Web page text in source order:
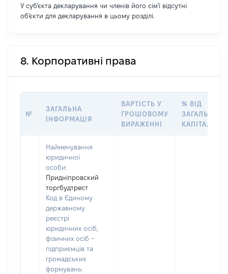
У суб'єкта декларування чи членів його сім'ї відсутні
об'єкти для декларування в цьому розділі.
8. Корпоративні права
№
ЗАГАЛЬНА
ІНФОРМАЦІЯ
ВАРТІСТЬ У
ГРОШОВОМУ
ВИРАЖЕННІ
% ВІД
ЗАГАЛЬНОГО
КАПІТАЛУ
Найменування
юридичної
особи:
Придніпровский
торгбудтрест
Код в Єдиному
державному
реєстрі
юридичних осіб,
фізичних осіб –
підприємців та
громадських
формувань: